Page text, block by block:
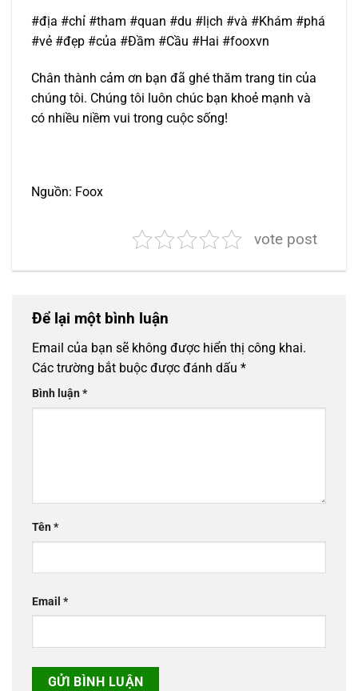
#địa #chỉ #tham #quan #du #lịch #và #Khám #phá
#vẻ #đẹp #của #Đầm #Cầu #Hai #fooxvn
Chân thành cảm ơn bạn đã ghé thăm trang tin của
chúng tôi. Chúng tôi luôn chúc bạn khoẻ mạnh và
có nhiều niềm vui trong cuộc sống!
Nguồn: Foox
vote post
Để lại một bình luận
Email của bạn sẽ không được hiển thị công khai.
Các trường bắt buộc được đánh dấu *
Bình luận*
Tên*
Email *